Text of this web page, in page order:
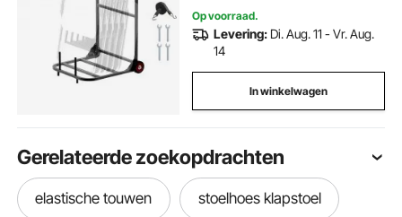
Op voorraad.
Levering: Di. Aug. 11 - Vr. Aug.
14
In winkelwagen
Gerelateerde zoekopdrachten
elastische touwen stoelhoes klapstoel